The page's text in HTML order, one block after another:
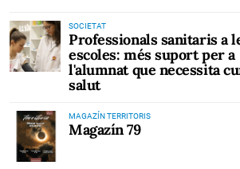
SOCIETAT
Professionals sanitaris a
escoles: més suport per a
l'alumnat que necessita
salut
MAGAZÍN TERRITORIS
Magazín 79